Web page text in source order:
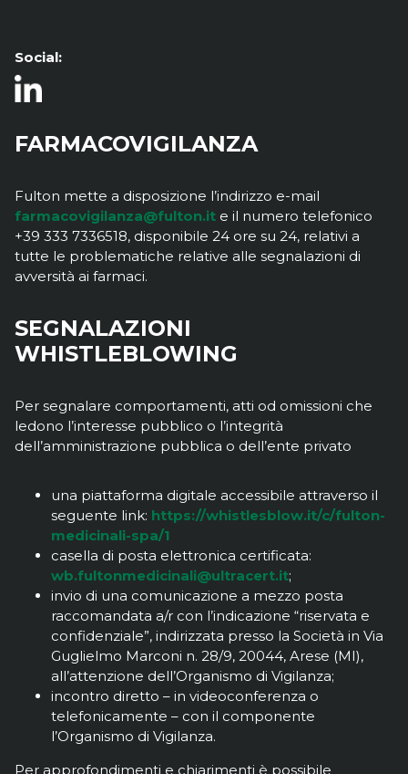
Social:
FARMACOVIGILANZA
Fulton mette a disposizione l’indirizzo e-mail
farmacovigilanza@fulton.it e il numero telefonico
+39 333 7336518, disponibile 24 ore su 24, relativi a
tutte le problematiche relative alle segnalazioni di
avversità ai farmaci.
SEGNALAZIONI
WHISTLEBLOWING
Per segnalare comportamenti, atti od omissioni che
ledono l’interesse pubblico o l’integrità
dell’amministrazione pubblica o dell’ente privato
una piattaforma digitale accessibile attraverso il
seguente link: https://whistlesblow.it/c/fulton-
medicinali-spa/1
casella di posta elettronica certificata:
wb.fultonmedicinali@ultracert.it;
invio di una comunicazione a mezzo posta
raccomandata a/r con l’indicazione “riservata e
confidenziale”, indirizzata presso la Società in Via
Guglielmo Marconi n. 28/9, 20044, Arese (MI),
all’attenzione dell’Organismo di Vigilanza;
incontro diretto – in videoconferenza o
telefonicamente – con il componente
l’Organismo di Vigilanza.
Per approfondimenti e chiarimenti è possibile